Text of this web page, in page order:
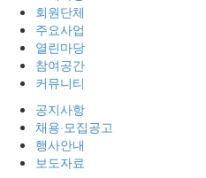
회원단체
주요사업
열린마당
참여공간
커뮤니티
공지사항
채용·모집공고
행사안내
보도자료